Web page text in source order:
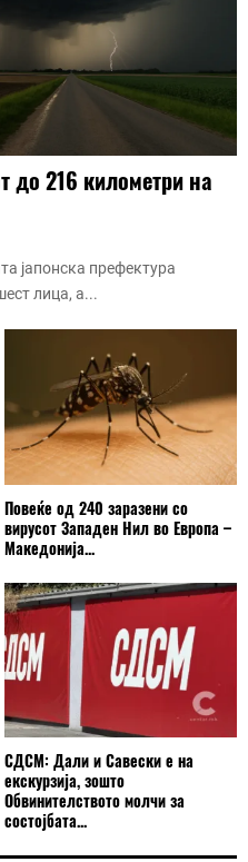
до 216 километри на
јапонска префектура
лица, а...
Повеќе од 240 заразени со
вирусот Западен Нил во Европа –
Македонија...
СДСМ: Дали и Савески е на
екскурзија, зошто
Обвинителството молчи за
состојбата...